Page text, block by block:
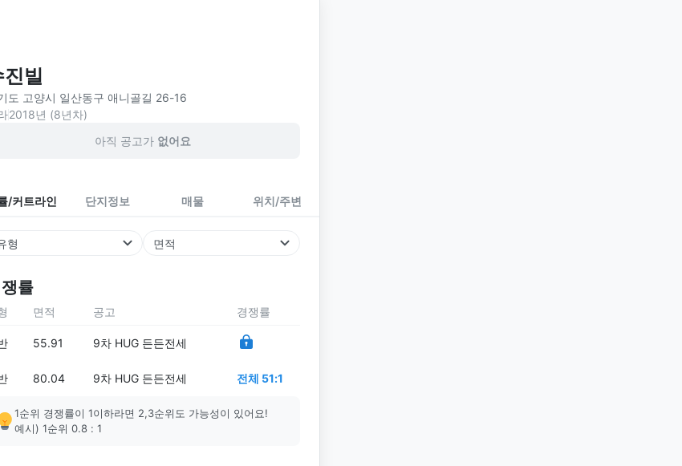
진빌
도 고양시 일산동구 애니골길 26-16
2018년 (8년차)
아직 공고가 없어요
/커트라인 단지정보 매물 위치/주변
형 면적
률
면적 공고 경쟁률
55.91 9차 HUG 든든전세
80.04 9차 HUG 든든전세 전체 51:1
1순위 경쟁률이 1이하라면 2,3순위도 가능성이 있어요!
예시) 1순위 0.8 : 1